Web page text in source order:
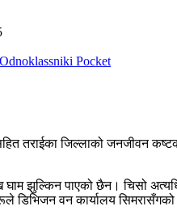
Odnoklassniki Pocket
तराईका जिल्लाको जनजीवन
झुल्किन पाएको छैन। चिसो
वन कार्यालय